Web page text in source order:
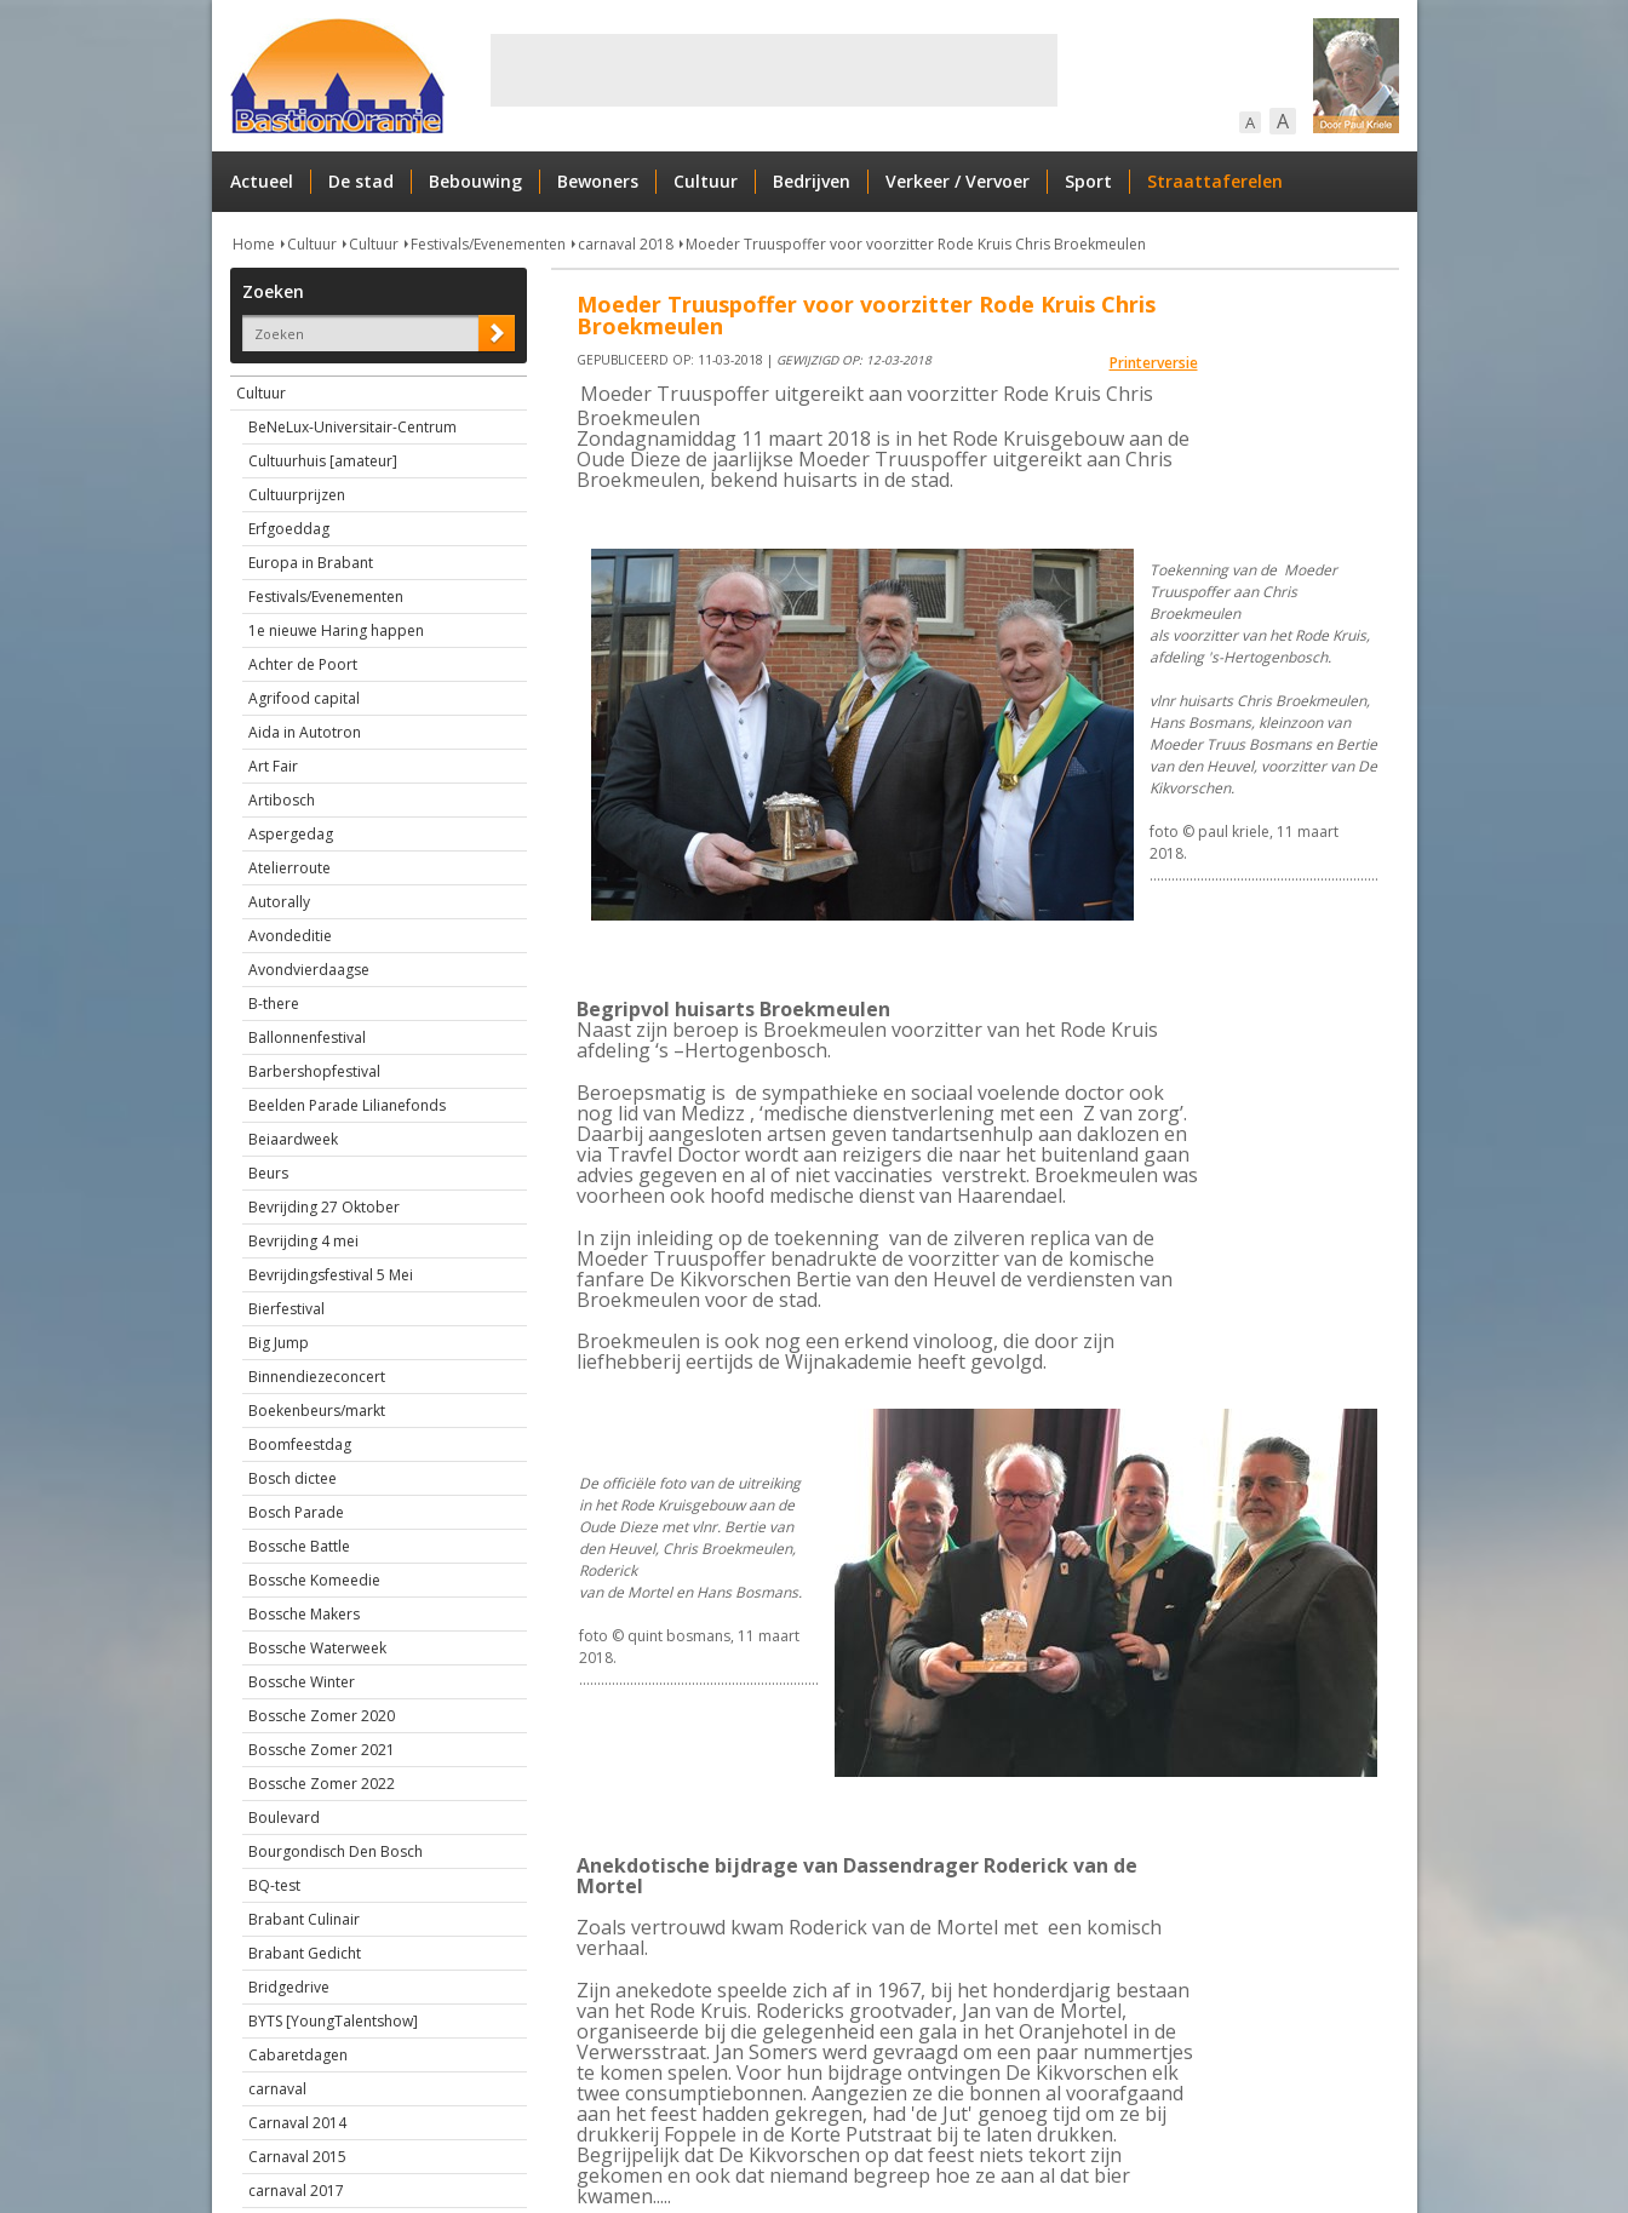
A A
Actueel De stad Bebouwing Bewoners Cultuur Bedrijven Verkeer / Vervoer Sport Straattaferelen
Home Cultuur Cultuur Festivals/Evenementen carnaval 2018 Moeder Truuspoffer voor voorzitter Rode Kruis Chris Broekmeulen
Zoeken
Cultuur
BeNeLux-Universitair-Centrum
Cultuurhuis [amateur]
Cultuurprijzen
Erfgoeddag
Europa in Brabant
Festivals/Evenementen
1e nieuwe Haring happen
Achter de Poort
Agrifood capital
Aida in Autotron
Art Fair
Artibosch
Aspergedag
Atelierroute
Autorally
Avondeditie
Avondvierdaagse
B-there
Ballonnenfestival
Barbershopfestival
Beelden Parade Lilianefonds
Beiaardweek
Beurs
Bevrijding 27 Oktober
Bevrijding 4 mei
Bevrijdingsfestival 5 Mei
Bierfestival
Big Jump
Binnendiezeconcert
Boekenbeurs/markt
Boomfeestdag
Bosch dictee
Bosch Parade
Bossche Battle
Bossche Komeedie
Bossche Makers
Bossche Waterweek
Bossche Winter
Bossche Zomer 2020
Bossche Zomer 2021
Bossche Zomer 2022
Boulevard
Bourgondisch Den Bosch
BQ-test
Brabant Culinair
Brabant Gedicht
Bridgedrive
BYTS [YoungTalentshow]
Cabaretdagen
carnaval
Carnaval 2014
Carnaval 2015
carnaval 2017
Moeder Truuspoffer voor voorzitter Rode Kruis Chris
Broekmeulen
Printerversie
GEPUBLICEERD OP: 11-03-2018 | GEWIJZIGD OP: 12-03-2018
Moeder Truuspoffer uitgereikt aan voorzitter Rode Kruis Chris
Broekmeulen
Zondagnamiddag 11 maart 2018 is in het Rode Kruisgebouw aan de
Oude Dieze de jaarlijkse Moeder Truuspoffer uitgereikt aan Chris
Broekmeulen, bekend huisarts in de stad.
Toekenning van de Moeder
Truuspoffer aan Chris
Broekmeulen
als voorzitter van het Rode Kruis,
afdeling 's-Hertogenbosch.
vlnr huisarts Chris Broekmeulen,
Hans Bosmans, kleinzoon van
Moeder Truus Bosmans en Bertie
van den Heuvel, voorzitter van De
Kikvorschen.
foto © paul kriele, 11 maart
2018.
...............................................................
Begripvol huisarts Broekmeulen
Naast zijn beroep is Broekmeulen voorzitter van het Rode Kruis
afdeling ‘s –Hertogenbosch.
Beroepsmatig is de sympathieke en sociaal voelende doctor ook
nog lid van Medizz , ‘medische dienstverlening met een Z van zorg’.
Daarbij aangesloten artsen geven tandartsenhulp aan daklozen en
via Travfel Doctor wordt aan reizigers die naar het buitenland gaan
advies gegeven en al of niet vaccinaties verstrekt. Broekmeulen was
voorheen ook hoofd medische dienst van Haarendael.
In zijn inleiding op de toekenning van de zilveren replica van de
Moeder Truuspoffer benadrukte de voorzitter van de komische
fanfare De Kikvorschen Bertie van den Heuvel de verdiensten van
Broekmeulen voor de stad.
Broekmeulen is ook nog een erkend vinoloog, die door zijn
liefhebberij eertijds de Wijnakademie heeft gevolgd.
De officiële foto van de uitreiking
in het Rode Kruisgebouw aan de
Oude Dieze met vlnr. Bertie van
den Heuvel, Chris Broekmeulen,
Roderick
van de Mortel en Hans Bosmans.
foto © quint bosmans, 11 maart
2018.
..................................................................
Anekdotische bijdrage van Dassendrager Roderick van de
Mortel
Zoals vertrouwd kwam Roderick van de Mortel met een komisch
verhaal.
Zijn anekedote speelde zich af in 1967, bij het honderdjarig bestaan
van het Rode Kruis. Rodericks grootvader, Jan van de Mortel,
organiseerde bij die gelegenheid een gala in het Oranjehotel in de
Verwersstraat. Jan Somers werd gevraagd om een paar nummertjes
te komen spelen. Voor hun bijdrage ontvingen De Kikvorschen elk
twee consumptiebonnen. Aangezien ze die bonnen al voorafgaand
aan het feest hadden gekregen, had 'de Jut' genoeg tijd om ze bij
drukkerij Foppele in de Korte Putstraat bij te laten drukken.
Begrijpelijk dat De Kikvorschen op dat feest niets tekort zijn
gekomen en ook dat niemand begreep hoe ze aan al dat bier
kwamen.....